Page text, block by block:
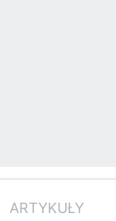
ARTYKUŁY